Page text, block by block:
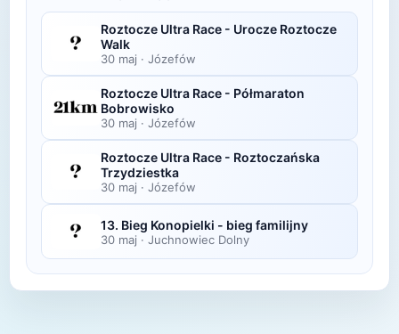
lub fanpage'u na Facebooku.
Roztocze Ultra Race - Urocze Roztocze
Walk
30 maj · Józefów
Roztocze Ultra Race - Półmaraton
Bobrowisko
30 maj · Józefów
Roztocze Ultra Race - Roztoczańska
Trzydziestka
30 maj · Józefów
13. Bieg Konopielki - bieg familijny
30 maj · Juchnowiec Dolny